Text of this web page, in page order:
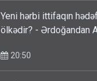
Yeni hərbi ittifaqın
ölkədir? - Ərdoğandan
20:50